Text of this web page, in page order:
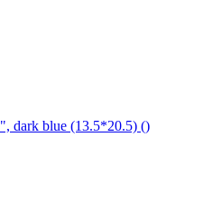
dark blue (13.5*20.5) ()